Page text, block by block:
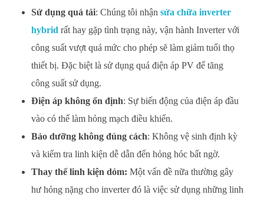
Sử dụng quá tải: Chúng tôi nhận sửa chữa inverter
hybrid rất hay gặp tình trạng này, vận hành Inverter với
công suất vượt quá mức cho phép sẽ làm giảm tuổi thọ
thiết bị. Đặc biệt là sử dụng quá điện áp PV để tăng
công suất sử dụng.
Điện áp không ổn định: Sự biến động của điện áp đầu
vào có thể làm hỏng mạch điều khiển.
Bảo dưỡng không đúng cách: Không vệ sinh định kỳ
và kiểm tra linh kiện dễ dẫn đến hỏng hóc bất ngờ.
Thay thế linh kiện dỏm: Một vấn đề nữa thường gây
hư hỏng nặng cho inverter đó là việc sử dụng những linh